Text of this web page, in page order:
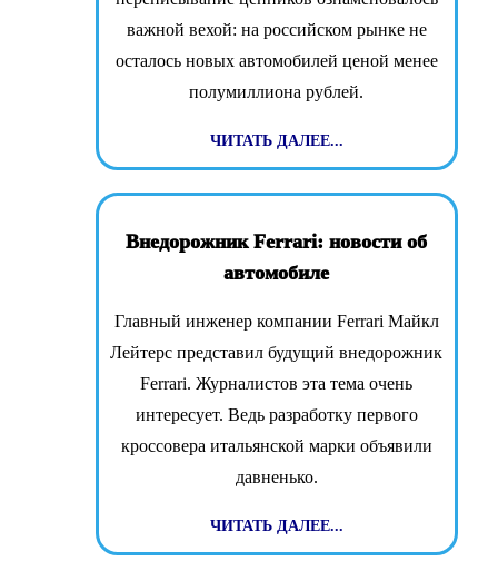
важной вехой: на российском рынке не
осталось новых автомобилей ценой менее
полумиллиона рублей.
ЧИТАТЬ ДАЛЕЕ...
Внедорожник Ferrari: новости об
автомобиле
Главный инженер компании Ferrari Майкл
Лейтерс представил будущий внедорожник
Ferrari. Журналистов эта тема очень
интересует. Ведь разработку первого
кроссовера итальянской марки объявили
давненько.
ЧИТАТЬ ДАЛЕЕ...